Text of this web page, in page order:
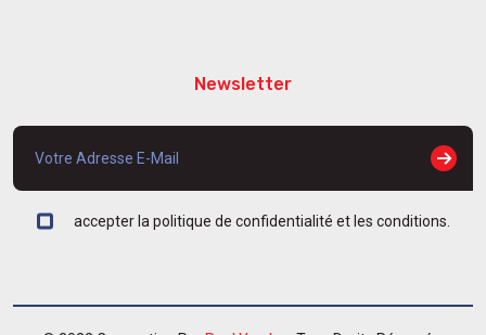
Newsletter
accepter la politique de confidentialité et les conditions.